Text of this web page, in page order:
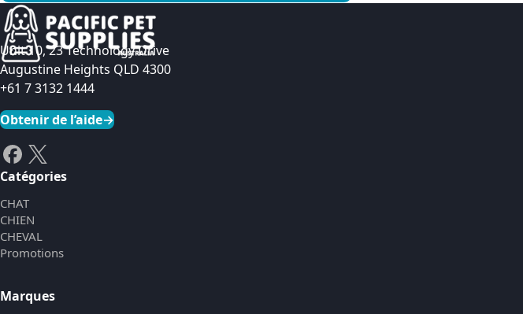
Voir le produit
Unit 10, 23 Technology Drive
Augustine Heights QLD 4300
+61 7 3132 1444
Obtenir de l’aide→
Catégories
CHAT
CHIEN
CHEVAL
Promotions
Marques